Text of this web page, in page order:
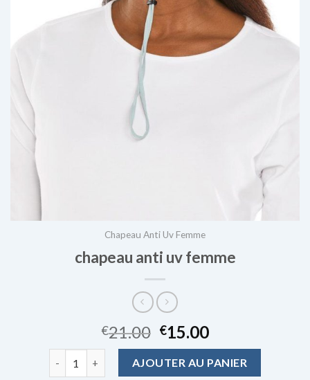
Chapeau Anti Uv Femme
chapeau anti uv femme
€21.00 €15.00
quantité de chapeau anti uv femme
AJOUTER AU PANIER